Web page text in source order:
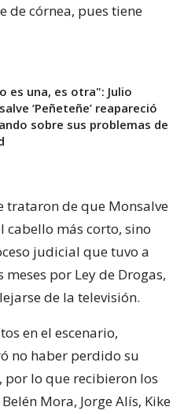
de córnea, pues tiene
es una, es otra": Julio
’Peñeteñe’ reapareció
sobre sus problemas de
trataron de que Monsalve
cabello más corto, sino
judicial que tuvo a
por Ley de Drogas,
de la televisión.
en el escenario,
no haber perdido su
por lo que recibieron los
Mora, Jorge Alís, Kike